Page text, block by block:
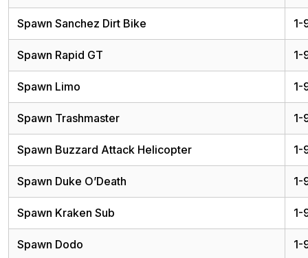
Spawn Sanchez Dirt Bike 1-
Spawn Rapid GT 1-
Spawn Limo 1-
Spawn Trashmaster 1-
Spawn Buzzard Attack Helicopter 1-
Spawn Duke O’Death 1-
Spawn Kraken Sub 1-
Spawn Dodo 1-